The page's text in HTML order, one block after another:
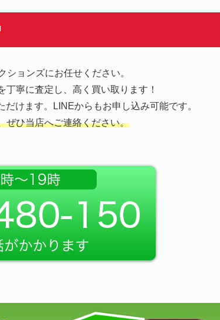
ョンズにお任せください。
寧に査定し、高く買い取ります！
だけます。LINEからもお申し込み可能です。
ぜひ当店へご連絡ください。